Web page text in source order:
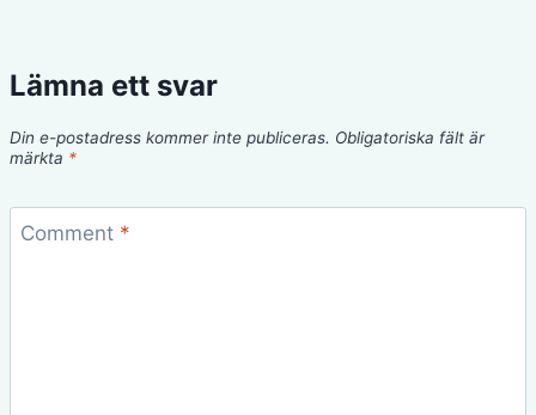
Lämna ett svar
Din e-postadress kommer inte publiceras. Obligatoriska fält är
märkta *
Comment *